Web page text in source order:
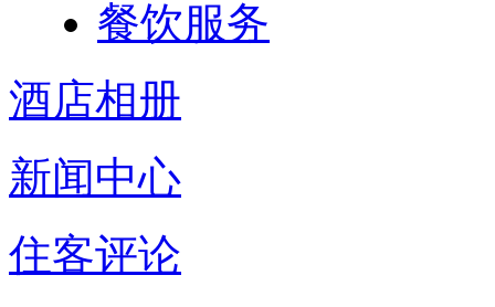
餐饮服务
酒店相册
新闻中心
住客评论